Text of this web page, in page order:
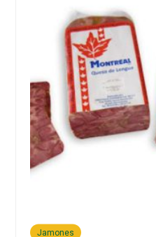
Jamones